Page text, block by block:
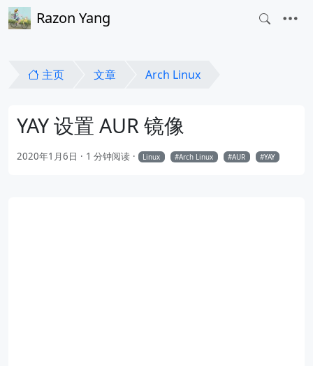
Razon Yang
主页 文章 Arch Linux
YAY 设置 AUR 镜像
2020年1月6日 1 分钟阅读 Linux Arch Linux AUR YAY